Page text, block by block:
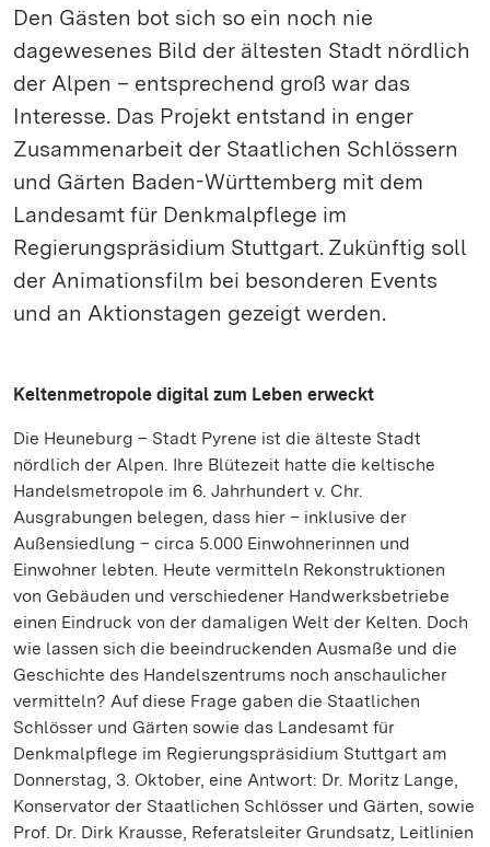
Den Gästen bot sich so ein noch nie
dagewesenes Bild der ältesten Stadt nördlich
der Alpen – entsprechend groß war das
Interesse. Das Projekt entstand in enger
Zusammenarbeit der Staatlichen Schlössern
und Gärten Baden-Württemberg mit dem
Landesamt für Denkmalpflege im
Regierungspräsidium Stuttgart. Zukünftig soll
der Animationsfilm bei besonderen Events
und an Aktionstagen gezeigt werden.
Keltenmetropole digital zum Leben erweckt
Die Heuneburg – Stadt Pyrene ist die älteste Stadt
nördlich der Alpen. Ihre Blütezeit hatte die keltische
Handelsmetropole im 6. Jahrhundert v. Chr.
Ausgrabungen belegen, dass hier – inklusive der
Außensiedlung – circa 5.000 Einwohnerinnen und
Einwohner lebten. Heute vermitteln Rekonstruktionen
von Gebäuden und verschiedener Handwerksbetriebe
einen Eindruck von der damaligen Welt der Kelten. Doch
wie lassen sich die beeindruckenden Ausmaße und die
Geschichte des Handelszentrums noch anschaulicher
vermitteln? Auf diese Frage gaben die Staatlichen
Schlösser und Gärten sowie das Landesamt für
Denkmalpflege im Regierungspräsidium Stuttgart am
Donnerstag, 3. Oktober, eine Antwort: Dr. Moritz Lange,
Konservator der Staatlichen Schlösser und Gärten, sowie
Prof. Dr. Dirk Krausse, Referatsleiter Grundsatz, Leitlinien